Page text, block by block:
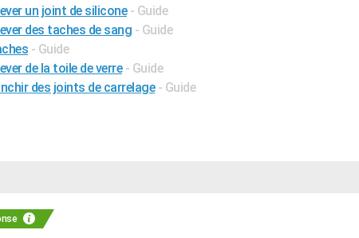
un joint de silicone - Guide
des taches de sang - Guide
- Guide
de la toile de verre - Guide
des joints de carrelage - Guide